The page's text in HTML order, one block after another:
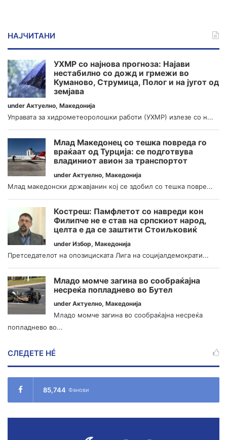
НАЈЧИТАНИ
УХМР со најнова прогноза: Најави
нестабилно со дожд и грмежи во
Куманово, Струмица, Полог и на југот од
земјава
under Актуелно, Македонија
Управата за хидрометеоролошки работи (УХМР) излезе со н...
Млад Македонец со тешка повреда го
враќаат од Турција: се подготвува
владиниот авион за транспортот
under Актуелно, Македонија
Млад македонски државјанин кој се здобил со тешка повре...
Костреш: Памфлетот со навреди кон
Филипче не е став на српскиот народ,
целта е да се заштити Стоиљковиќ
under Избор, Македонија
Претседателот на опозициската Лига на социјалдемократи...
Младо момче загина во сообраќајна
несреќа попладнево во Бутел
under Актуелно, Македонија
Младо момче загина во сообраќајна несреќа
попладнево во...
СЛЕДЕТЕ НÉ
85,744 Фанови